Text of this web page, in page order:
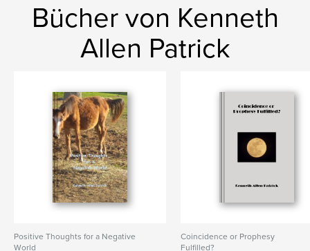
Bücher von Kenneth
Allen Patrick
Positive Thoughts for a Negative
World
Coincidence or Prophesy
Fulfilled?